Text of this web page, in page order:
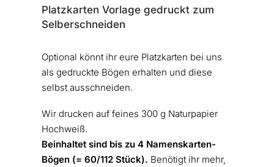
Platzkarten Vorlage gedruckt zum
Selberschneiden
Optional könnt ihr eure Platzkarten bei uns
als gedruckte Bögen erhalten und diese
selbst ausschneiden.
Wir drucken auf feines 300 g Naturpapier
Hochweiß.
Beinhaltet sind bis zu 4 Namenskarten-
Bögen (= 60/112 Stück). Benötigt ihr mehr,